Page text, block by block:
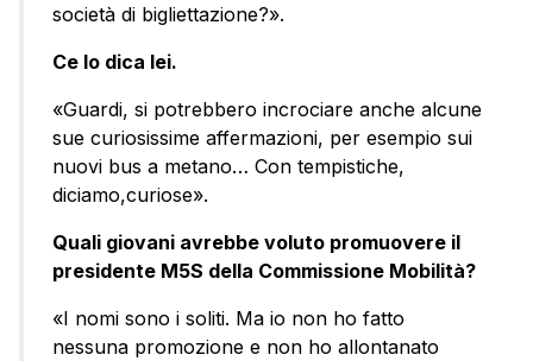
società di bigliettazione?».
Ce lo dica lei.
«Guardi, si potrebbero incrociare anche alcune
sue curiosissime affermazioni, per esempio sui
nuovi bus a metano… Con tempistiche,
diciamo,curiose».
Quali giovani avrebbe voluto promuovere il
presidente M5S della Commissione Mobilità?
«I nomi sono i soliti. Ma io non ho fatto
nessuna promozione e non ho allontanato